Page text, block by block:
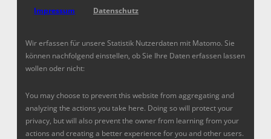
Impressum Datenschutz
Wir erfassen für unsere Statistik Nutzerdaten mit Matomo. Sie
können nachfolgend einstellen, ob Sie Ihre Daten erfassen lassen
wollen oder nicht:
You may choose to prevent this website from aggregating and
analyzing the actions you take here. Doing so will protect your
privacy, but will also prevent the owner from learning from your
actions and creating a better experience for you and other users.